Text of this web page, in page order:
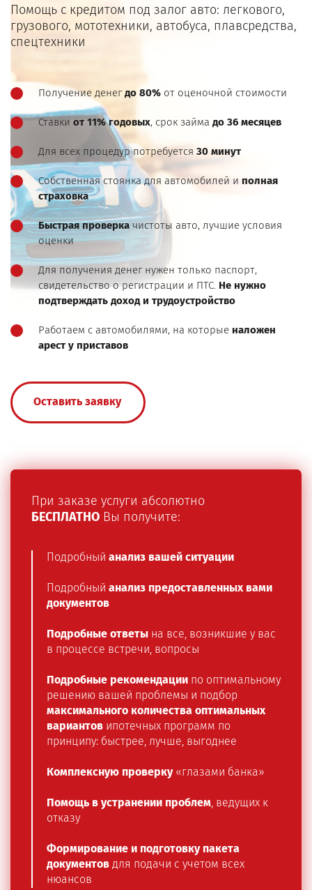
Помощь с кредитом под залог авто: легкового,
грузового, мототехники, автобуса, плавсредства,
спецтехники
Получение денегдо 80% от оценочной стоимости
Ставки от 11% годовых, срок займа до 36 месяцев
Для всех процедур потребуется 30 минут
Собственная стоянка для автомобилей и полная
страховка
Быстрая проверкачистоты авто, лучшие условия
оценки
Для получения денег нужен только паспорт,
свидетельство о регистрации и ПТС. Не нужно
подтверждать доход и трудоустройство
Работаем с автомобилями, на которые наложен
арест у приставов
Оставить заявку
При заказе услуги абсолютно
БЕСПЛАТНО Вы получите:
Подробный анализ вашей ситуации
Подробный анализ предоставленных вами
документов
Подробные ответы на все, возникшие у вас
в процессе встречи, вопросы
Подробные рекомендации по оптимальному
решению вашей проблемы и подбор
максимального количества оптимальных
вариантов ипотечных программ по
принципу: быстрее, лучше, выгоднее
Комплексную проверку«глазами банка»
Помощь в устранении проблем, ведущих к
отказу
Формирование и подготовку пакета
документовдля подачи с учетом всех
нюансов